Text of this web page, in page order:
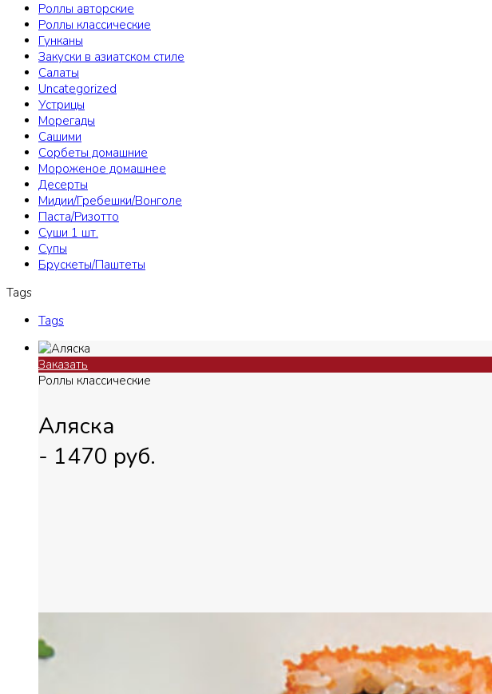
Роллы авторские
Роллы классические
Гунканы
Закуски в азиатском стиле
Салаты
Uncategorized
Устрицы
Морегады
Сашими
Сорбеты домашние
Мороженое домашнее
Десерты
Мидии/Гребешки/Вонголе
Паста/Ризотто
Суши 1 шт.
Супы
Брускеты/Паштеты
Tags
Tags
Заказать
Роллы классические
Аляска
- 1470 руб.